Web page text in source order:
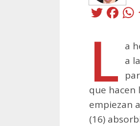
L a
a
que hacen
empiezan
(16)